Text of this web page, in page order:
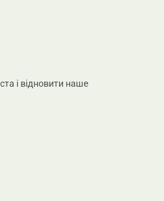
і відновити наше